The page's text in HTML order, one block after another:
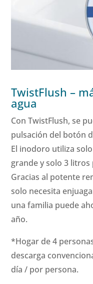
TwistFlush –
agua
Con TwistFlush, se
pulsación del botón
El inodoro utiliza
grande y solo 3 litros
Gracias al potente
solo necesita
una familia puede
año.
*Hogar de 4
descarga
día / por persona.